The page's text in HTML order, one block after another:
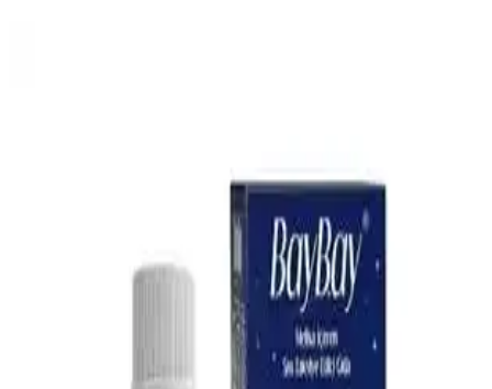
En İyi Bebek Gaz İlacı Seçimi: Güvenilir ve Doğal
Çözümlerle Bebek Rahatlığı
Bebeklerin gaz sancılarını hafifletmek için doğal ve güvenilir bebek
gaz ilaçları hakkında bilgi alın. Doğru ürün seçimiyle bebeğinizin
Omo Hijyen Ürünleri: Günlük Temizlik ve Hijyen
İçin Güvenilir Çözüm